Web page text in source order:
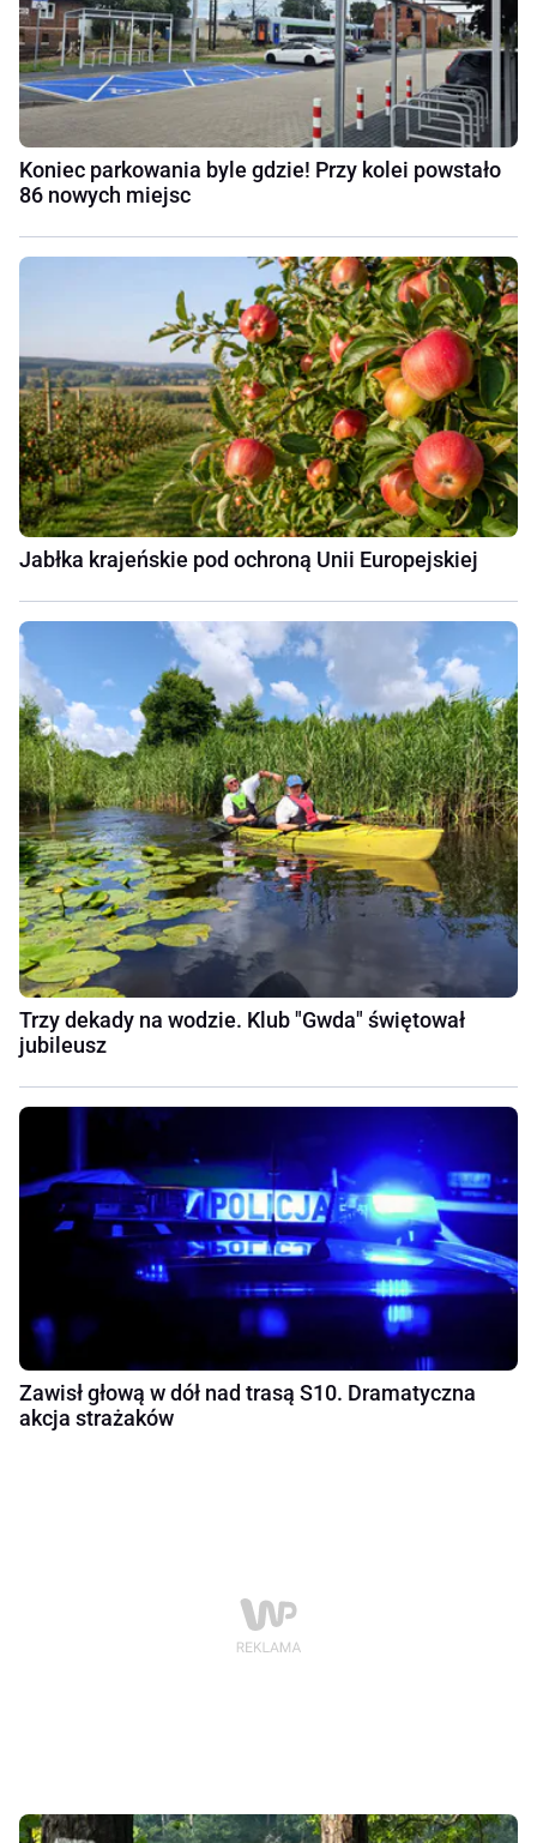
Koniec parkowania byle gdzie! Przy kolei powstało
86 nowych miejsc
Jabłka krajeńskie pod ochroną Unii Europejskiej
Trzy dekady na wodzie. Klub "Gwda" świętował
jubileusz
Zawisł głową w dół nad trasą S10. Dramatyczna
akcja strażaków